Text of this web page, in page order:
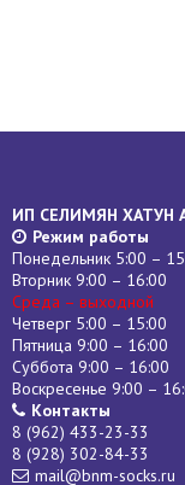
ИП СЕЛИМЯН ХАТУН
Режим работы
Понедельник 5:00 –
Вторник 9:00 – 16:00
Среда – выходной
Четверг 5:00 – 15:00
Пятница 9:00 – 16:00
Суббота 9:00 – 16:00
Воскресенье 9:00 –
Контакты
8 (962) 433-23-33
8 (928) 302-84-33
mail@bnm-socks.ru